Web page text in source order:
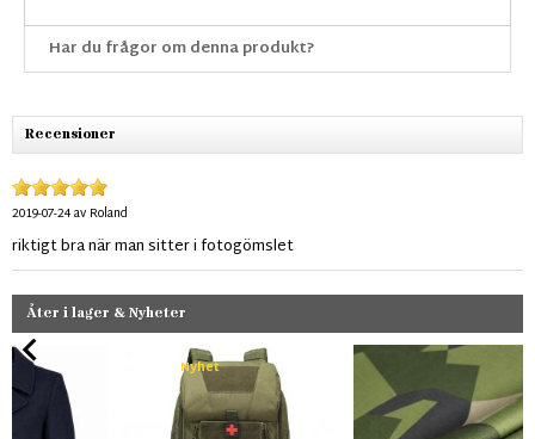
Har du frågor om denna produkt?
Recensioner
2019-07-24av Roland
riktigt bra när man sitter i fotogömslet
Åter i lager & Nyheter
Nyhet